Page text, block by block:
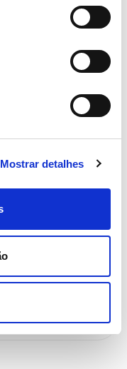
Mostrar detalhes
prazo